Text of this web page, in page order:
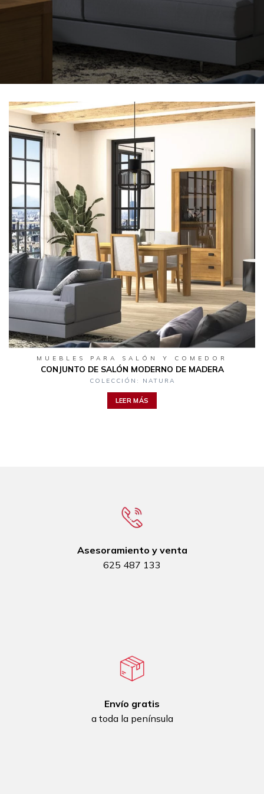
MUEBLES PARA SALÓN Y COMEDOR
CONJUNTO DE SALÓN MODERNO DE MADERA
COLECCIÓN: NATURA
LEER MÁS
Asesoramiento y venta
625 487 133
Envío gratis
a toda la península